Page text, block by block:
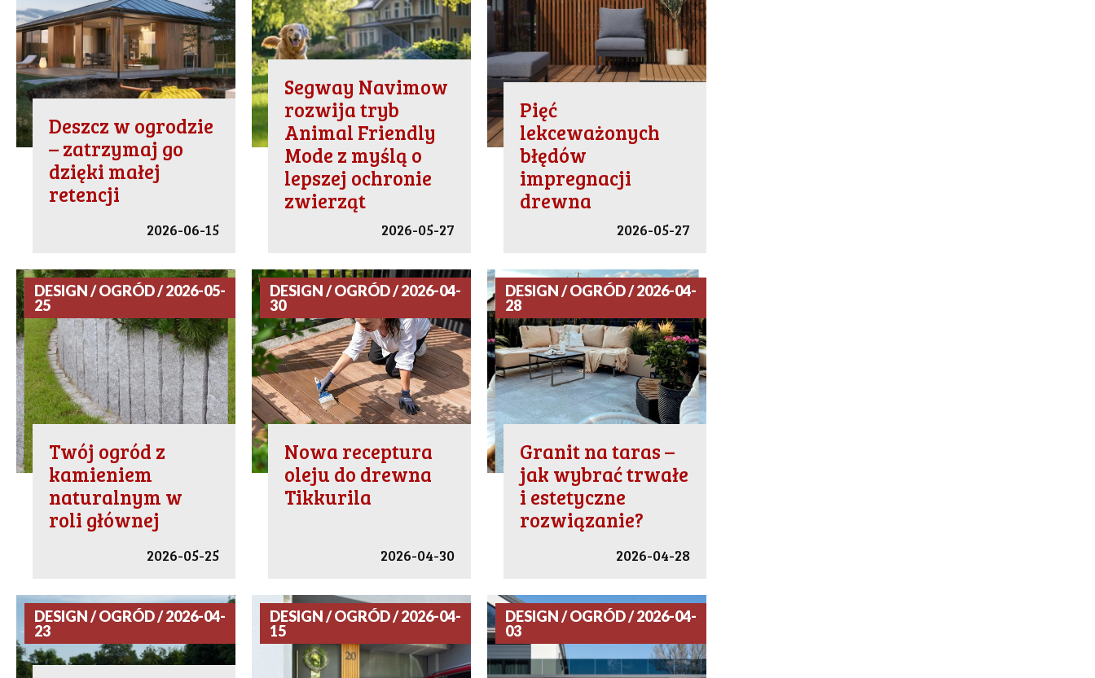
Deszcz w ogrodzie
– zatrzymaj go
dzięki małej
retencji
2026-06-15
Segway Navimow
rozwija tryb
Animal Friendly
Mode z myślą o
lepszej ochronie
zwierząt
2026-05-27
Pięć
lekceważonych
błędów
impregnacji
drewna
2026-05-27
DESIGN / OGRÓD / 2026-05-
25
Twój ogród z
kamieniem
naturalnym w
roli głównej
2026-05-25
DESIGN / OGRÓD / 2026-04-
30
Nowa receptura
oleju do drewna
Tikkurila
2026-04-30
DESIGN / OGRÓD / 2026-04-
28
Granit na taras –
jak wybrać trwałe
i estetyczne
rozwiązanie?
2026-04-28
DESIGN / OGRÓD / 2026-04-
23
DESIGN / OGRÓD / 2026-04-
15
DESIGN / OGRÓD / 2026-04-
03